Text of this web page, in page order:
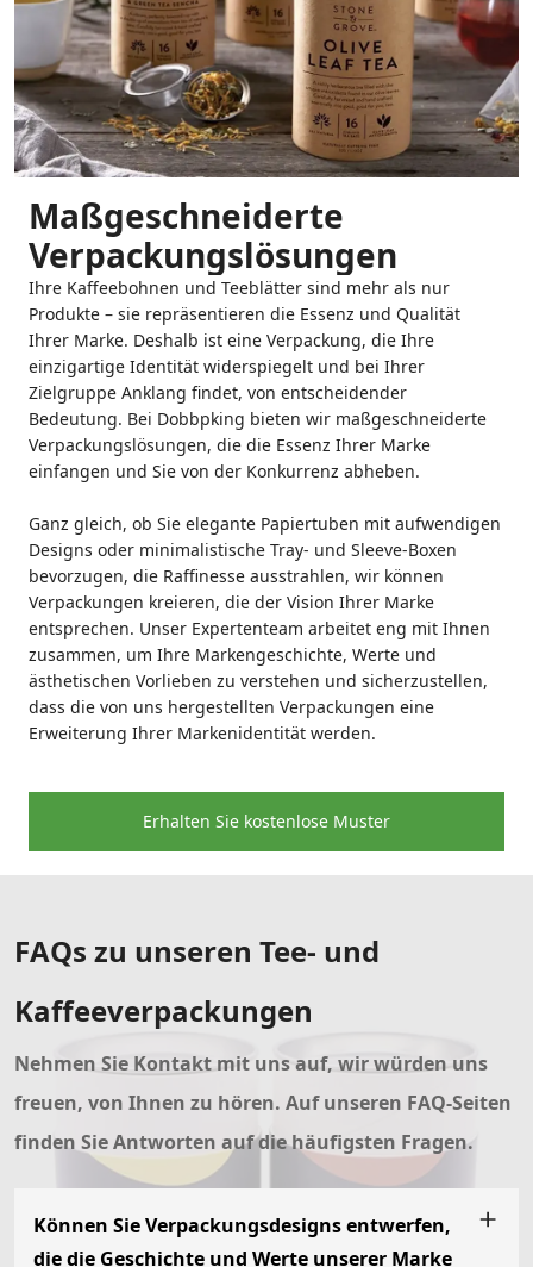
Maßgeschneiderte
Verpackungslösungen
Ihre Kaffeebohnen und Teeblätter sind mehr als nur
Produkte – sie repräsentieren die Essenz und Qualität
Ihrer Marke. Deshalb ist eine Verpackung, die Ihre
einzigartige Identität widerspiegelt und bei Ihrer
Zielgruppe Anklang findet, von entscheidender
Bedeutung. Bei Dobbpking bieten wir maßgeschneiderte
Verpackungslösungen, die die Essenz Ihrer Marke
einfangen und Sie von der Konkurrenz abheben.
Ganz gleich, ob Sie elegante Papiertuben mit aufwendigen
Designs oder minimalistische Tray- und Sleeve-Boxen
bevorzugen, die Raffinesse ausstrahlen, wir können
Verpackungen kreieren, die der Vision Ihrer Marke
entsprechen. Unser Expertenteam arbeitet eng mit Ihnen
zusammen, um Ihre Markengeschichte, Werte und
ästhetischen Vorlieben zu verstehen und sicherzustellen,
dass die von uns hergestellten Verpackungen eine
Erweiterung Ihrer Markenidentität werden.
Erhalten Sie kostenlose Muster
FAQs zu unseren Tee- und
Kaffeeverpackungen
Nehmen Sie Kontakt mit uns auf, wir würden uns
freuen, von Ihnen zu hören. Auf unseren FAQ-Seiten
finden Sie Antworten auf die häufigsten Fragen.
Können Sie Verpackungsdesigns entwerfen,
die die Geschichte und Werte unserer Marke